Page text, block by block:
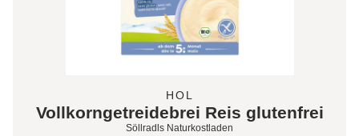
HOL
Vollkorngetreidebrei Reis glutenfrei
Söllradls Naturkostladen